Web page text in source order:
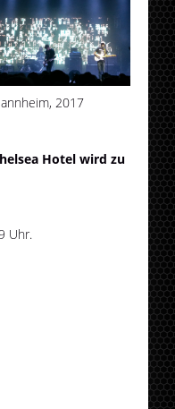
2017
Hotel wird zu
Uhr.